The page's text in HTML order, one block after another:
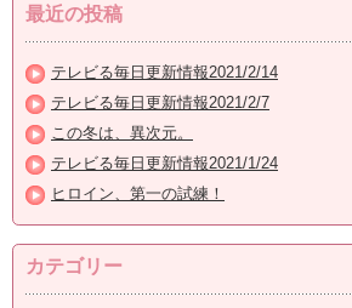
最近の投稿
テレビる毎日更新情報2021/2/14
テレビる毎日更新情報2021/2/7
この冬は、異次元。
テレビる毎日更新情報2021/1/24
ヒロイン、第一の試練！
カテゴリー